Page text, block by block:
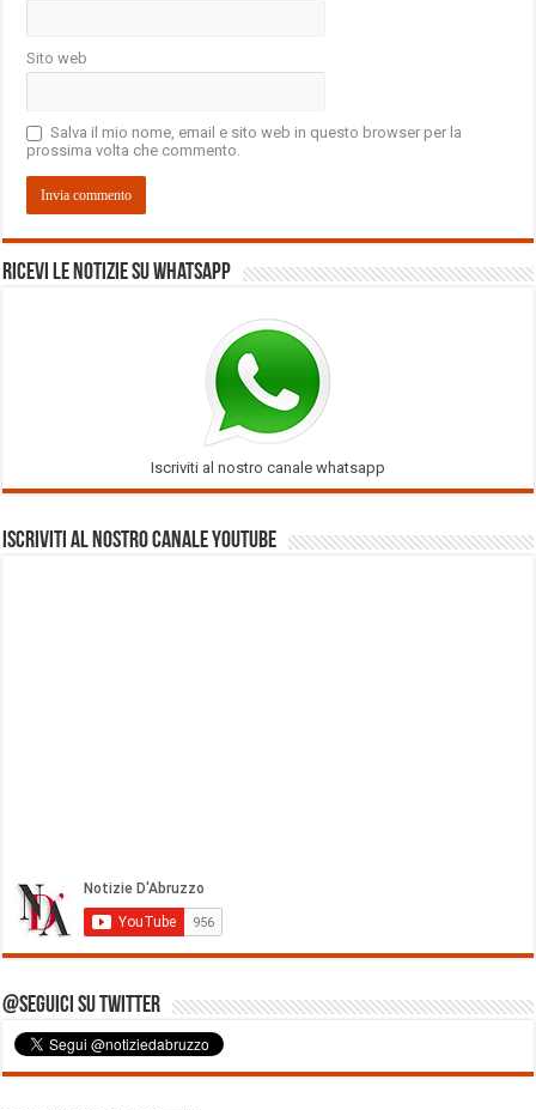
Sito web
Salva il mio nome, email e sito web in questo browser per la
prossima volta che commento.
Ricevi le notizie su Whatsapp
Iscriviti al nostro canale whatsapp
Iscriviti al nostro Canale Youtube
@Seguici su Twitter